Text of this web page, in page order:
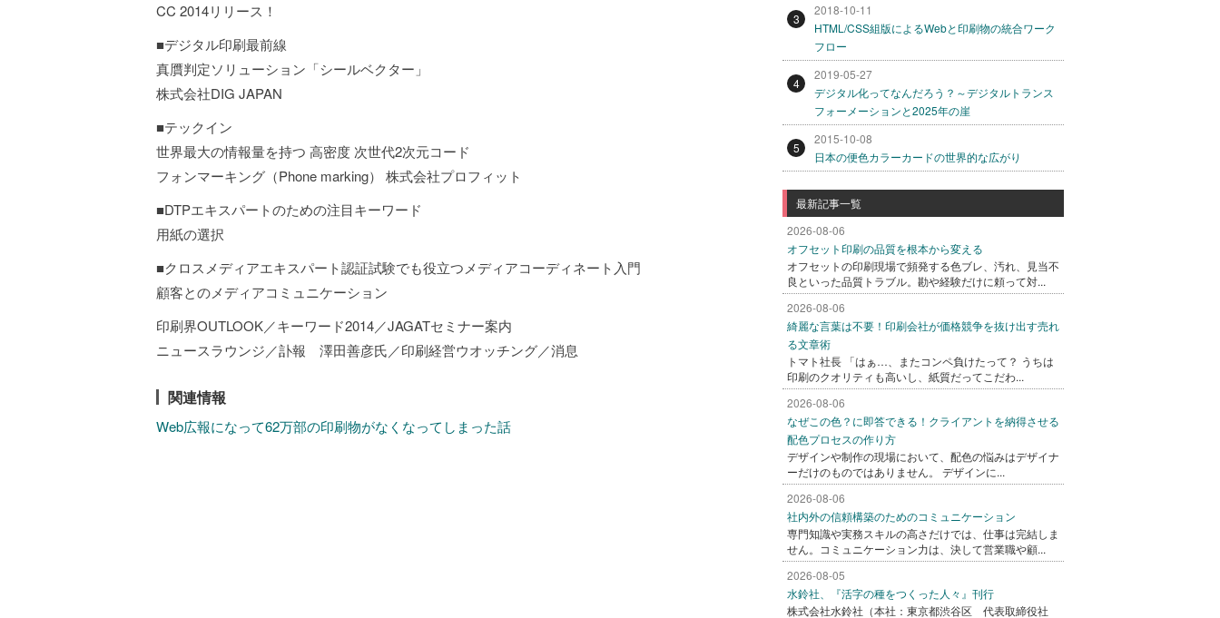
CC 2014リリース！
■デジタル印刷最前線
真贋判定ソリューション「シールベクター」
株式会社DIG JAPAN
■テックイン
世界最大の情報量を持つ 高密度 次世代2次元コード
フォンマーキング（Phone marking） 株式会社プロフィット
■DTPエキスパートのための注目キーワード
用紙の選択
■クロスメディアエキスパート認証試験でも役立つメディアコーディネート入門
顧客とのメディアコミュニケーション
印刷界OUTLOOK／キーワード2014／JAGATセミナー案内
ニュースラウンジ／訃報 澤田善彦氏／印刷経営ウオッチング／消息
関連情報
Web広報になって62万部の印刷物がなくなってしまった話
3
2018-10-11
HTML/CSS組版によるWebと印刷物の統合ワーク
フロー
4
2019-05-27
デジタル化ってなんだろう？～デジタルトランス
フォーメーションと2025年の崖
5
2015-10-08
日本の便色カラーカードの世界的な広がり
最新記事一覧
2026-08-06
オフセット印刷の品質を根本から変える
オフセットの印刷現場で頻発する色ブレ、汚れ、見当不
良といった品質トラブル。勘や経験だけに頼って対...
2026-08-06
綺麗な言葉は不要！印刷会社が価格競争を抜け出す売れ
る文章術
トマト社長 「はぁ…、またコンペ負けたって？ うちは
印刷のクオリティも高いし、紙質だってこだわ...
2026-08-06
なぜこの色？に即答できる！クライアントを納得させる
配色プロセスの作り方
デザインや制作の現場において、配色の悩みはデザイナ
ーだけのものではありません。 デザインに...
2026-08-06
社内外の信頼構築のためのコミュニケーション
専門知識や実務スキルの高さだけでは、仕事は完結しま
せん。コミュニケーション力は、決して営業職や顧...
2026-08-05
水鈴社、『活字の種をつくった人々』刊行
株式会社水鈴社（本社：東京都渋谷区 代表取締役社